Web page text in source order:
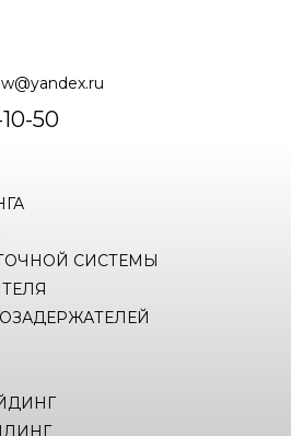
50
СИСТЕМЫ